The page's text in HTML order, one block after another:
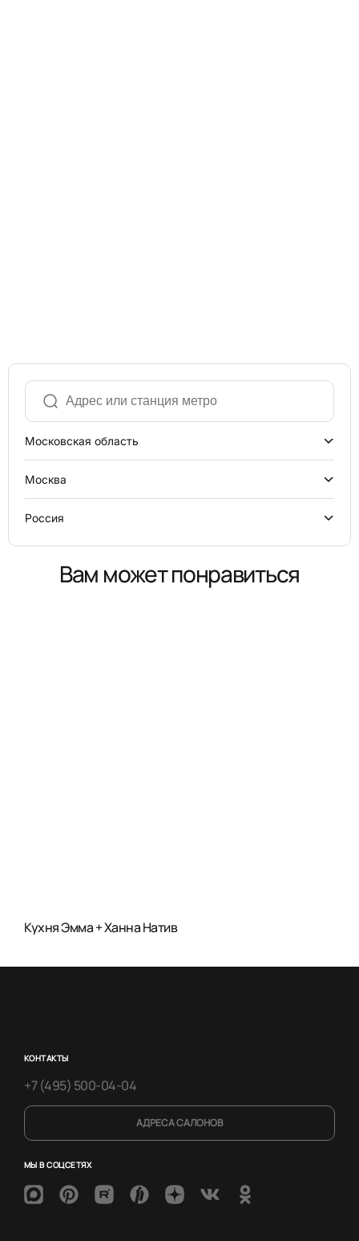
Московская область
Москва
Россия
Вам может понравиться
Кухня Эмма + Ханна Натив
КОНТАКТЫ
+7 (495) 500-04-04
АДРЕСА САЛОНОВ
МЫ В СОЦСЕТЯХ